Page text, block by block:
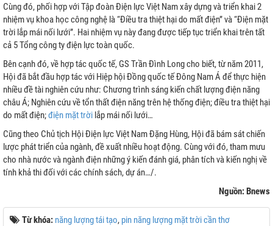
Cùng đó, phối hợp với Tập đoàn Điện lực Việt Nam xây dựng và triển khai 2
nhiệm vụ khoa học công nghệ là “Điều tra thiệt hại do mất điện” và “Điện mặt
trời lắp mái nối lưới”. Hai nhiệm vụ này đang được tiếp tục triển khai trên tất
cả 5 Tổng công ty điện lực toàn quốc.
Bên cạnh đó, về hợp tác quốc tế, GS Trần Đình Long cho biết, từ năm 2011,
Hội đã bắt đầu hợp tác với Hiệp hội Đồng quốc tế Đông Nam Á để thực hiện
nhiều đề tài nghiên cứu như: Chương trình sáng kiến chất lượng điện năng
châu Á; Nghiên cứu về tổn thất điện năng trên hệ thống điện; điều tra thiệt hại
do mất điện;điện mặt trời lắp mái nối lưới…
Cũng theo Chủ tịch Hội Điện lực Việt Nam Đặng Hùng, Hội đã bám sát chiến
lược phát triển của ngành, đề xuất nhiều hoạt động. Cùng với đó, tham mưu
cho nhà nước và ngành điện những ý kiến đánh giá, phân tích và kiến nghị về
tính khả thi đối với các chính sách, dự án…/.
Nguồn: Bnews
Từ khóa: năng lượng tái tạo, pin năng lượng mặt trời cần thơ